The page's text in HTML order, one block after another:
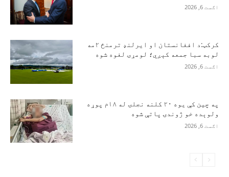
اګست 6, 2026
کرکټ:د افغانستان او ایرلنډ ترمنځ ۲مه
لوبه سبا جمعه کېږي؛ لومړۍ لغوه شوه
اګست 6, 2026
په چین کې یوه ۲۰ کلنه نجلۍ له ۱۸م پوړه
ولوېده خو ژوندۍ پاتې شوه
اګست 6, 2026